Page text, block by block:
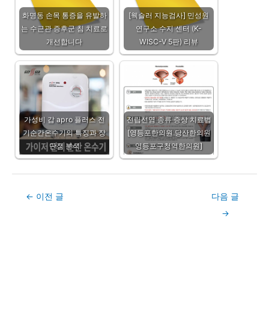
화명동 손목 통증을 유발하
는 수근관 증후군 침 치료로
개선합니다
[웩슬러 지능검사] 민성원
연구소 수지 센터 (K-
WISC-V 5판) 리뷰
가성비 갑 apro 플러스 전
기순간온수기의 특징과 장
단점 분석
전립선염 종류 증상 치료법
[영등포한의원 당산한의원
영등포구청역한의원]
Post← 이전 글
다음 글
→